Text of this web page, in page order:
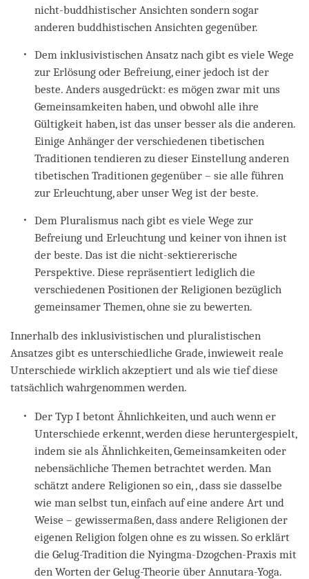
nicht-buddhistischer Ansichten sondern sogar
anderen buddhistischen Ansichten gegenüber.
Dem inklusivistischen Ansatz nach gibt es viele Wege
zur Erlösung oder Befreiung, einer jedoch ist der
beste. Anders ausgedrückt: es mögen zwar mit uns
Gemeinsamkeiten haben, und obwohl alle ihre
Gültigkeit haben, ist das unser besser als die anderen.
Einige Anhänger der verschiedenen tibetischen
Traditionen tendieren zu dieser Einstellung anderen
tibetischen Traditionen gegenüber – sie alle führen
zur Erleuchtung, aber unser Weg ist der beste.
Dem Pluralismus nach gibt es viele Wege zur
Befreiung und Erleuchtung und keiner von ihnen ist
der beste. Das ist die nicht-sektiererische
Perspektive. Diese repräsentiert lediglich die
verschiedenen Positionen der Religionen bezüglich
gemeinsamer Themen, ohne sie zu bewerten.
Innerhalb des inklusivistischen und pluralistischen
Ansatzes gibt es unterschiedliche Grade, inwieweit reale
Unterschiede wirklich akzeptiert und als wie tief diese
tatsächlich wahrgenommen werden.
Der Typ I betont Ähnlichkeiten, und auch wenn er
Unterschiede erkennt, werden diese heruntergespielt,
indem sie als Ähnlichkeiten, Gemeinsamkeiten oder
nebensächliche Themen betrachtet werden. Man
schätzt andere Religionen so ein, , dass sie dasselbe
wie man selbst tun, einfach auf eine andere Art und
Weise – gewissermaßen, dass andere Religionen der
eigenen Religion folgen ohne es zu wissen. So erklärt
die Gelug-Tradition die Nyingma-Dzogchen-Praxis mit
den Worten der Gelug-Theorie über Annutara-Yoga.